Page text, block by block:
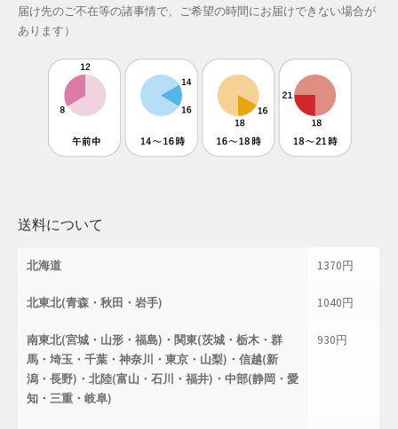
春服ファッション特集
母の日特集
父の日特集
特定商取引法に基づく表記
配送状況の確認
届け先のご不在等の諸事情で、ご希望の時間にお届けできない場合が
あります）
送料について
北海道 1370円
北東北(青森・秋田・岩手) 1040円
南東北(宮城・山形・福島)・関東(茨城・栃木・群
馬・埼玉・千葉・神奈川・東京・山梨)・信越(新
潟・長野)・北陸(富山・石川・福井)・中部(静岡・愛
知・三重・岐阜)
930円